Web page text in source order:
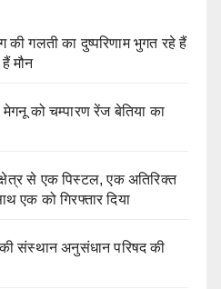
की गलती का दुष्परिणाम भुगत रहे हैं
मौन
को चम्पारण रेंज बेतिया का
से एक पिस्टल, एक अतिरिक्त
एक को गिरफ्तार दिया
संस्थान अनुसंधान परिषद की